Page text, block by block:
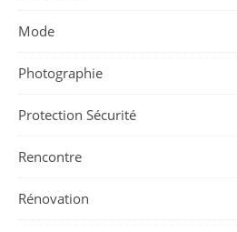
Mode
Photographie
Protection Sécurité
Rencontre
Rénovation